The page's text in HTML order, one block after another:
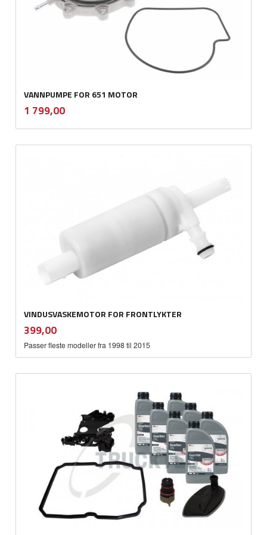
VANNPUMPE FOR 651 MOTOR
Pris
1 799,00mva.
VINDUSVASKEMOTOR FOR FRONTLYKTER
Pris
399,00mva.
Passer fleste modeller fra 1998 til 2015